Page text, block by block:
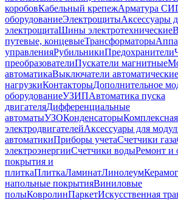
коробовКабельный крепежАрматура
оборудованиеЭлектрощитыАксессуары
электрощитаШины электротехнические
путевые, концевыеТрансформаторы
управленияРубильникиПредохранители
преобразователиПускатели магнитные
автоматикаВыключатели автоматические
нагрузкиКонтакторыДополнительное
оборудованиеУЗИПАвтоматика пуска
двигателяДифференциальные
автоматыУЗОКонденсаторы
электродвигателейАксессуары для
автоматикиПриборы учетаСчетчики газа
электроэнергииСчетчики водыРемонт и
покрытия и
плиткаПлиткаЛаминатЛинолеум
напольные покрытияВиниловые
полыКовролинПаркетИскусственная